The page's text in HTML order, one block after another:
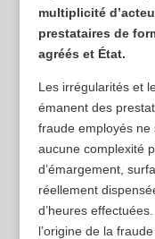
multiplicité
prestataires de
agréés et État.
Les irrégularités et
émanent des
fraude employés ne
aucune complexité
d’émargement,
réellement
d’heures
l’origine de la